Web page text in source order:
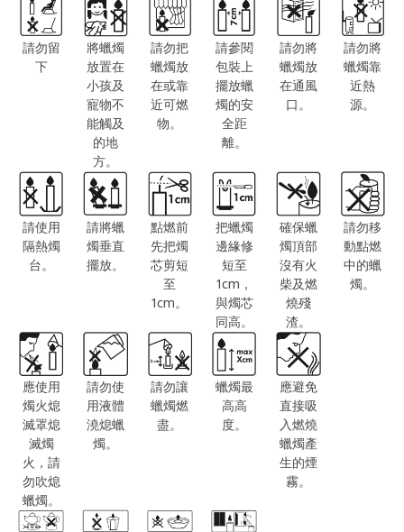
請勿留
下
將蠟燭
放置在
小孩及
寵物不
能觸及
的地
方。
請勿把
蠟燭放
在或靠
近可燃
物。
請參閱
包裝上
擺放蠟
燭的安
全距
離。
請勿將
蠟燭放
在通風
口。
請勿將
蠟燭靠
近熱
源。
請使用
隔熱燭
台。
請將蠟
燭垂直
擺放。
點燃前
先把燭
芯剪短
至
1cm。
把蠟燭
邊緣修
短至
1cm，
與燭芯
同高。
確保蠟
燭頂部
沒有火
柴及燃
燒殘
渣。
請勿移
動點燃
中的蠟
燭。
應使用
燭火熄
滅罩熄
滅燭
火，請
勿吹熄
蠟燭。
請勿使
用液體
澆熄蠟
燭。
請勿讓
蠟燭燃
盡。
蠟燭最
高高
度。
應避免
直接吸
入燃燒
蠟燭產
生的煙
霧。